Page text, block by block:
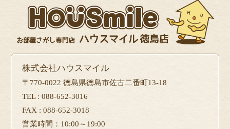
株式会社ハウスマイル
〒770-0022 徳島県徳島市佐古二番町13-18
TEL : 088-652-3016
FAX : 088-652-3018
営業時間：10:00～19:00